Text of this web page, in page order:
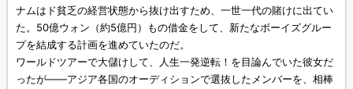
ナムはド貧乏の経営状態から抜け出すため、一世一代の賭けに出てい
た。50億ウォン（約5億円）もの借金をして、新たなボーイズグルー
プを結成する計画を進めていたのだ。
ワールドツアーで大儲けして、人生一発逆転！を目論んでいた彼女だ
ったが——アジア各国のオーディションで選抜したメンバーを、相棒